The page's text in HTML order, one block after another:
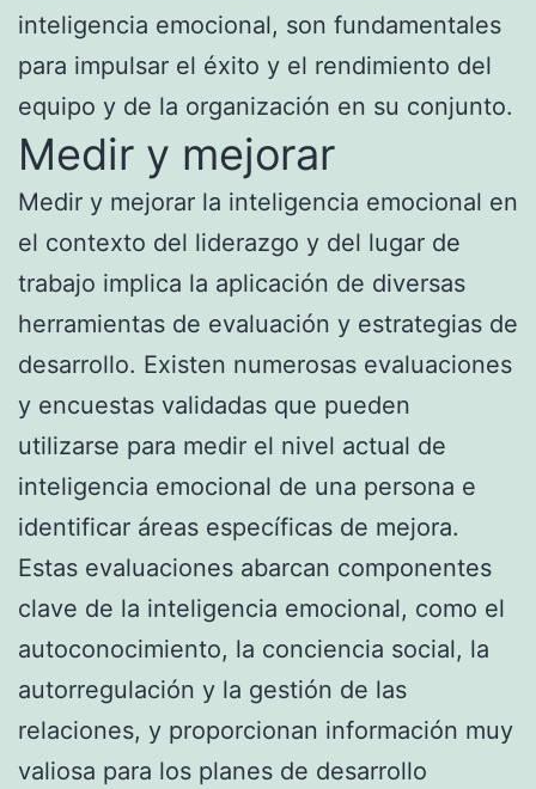
inteligencia emocional, son fundamentales
para impulsar el éxito y el rendimiento del
equipo y de la organización en su conjunto.
Medir y mejorar
Medir y mejorar la inteligencia emocional en
el contexto del liderazgo y del lugar de
trabajo implica la aplicación de diversas
herramientas de evaluación y estrategias de
desarrollo. Existen numerosas evaluaciones
y encuestas validadas que pueden
utilizarse para medir el nivel actual de
inteligencia emocional de una persona e
identificar áreas específicas de mejora.
Estas evaluaciones abarcan componentes
clave de la inteligencia emocional, como el
autoconocimiento, la conciencia social, la
autorregulación y la gestión de las
relaciones, y proporcionan información muy
valiosa para los planes de desarrollo